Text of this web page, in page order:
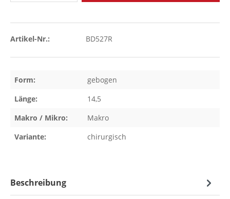
Artikel-Nr.: BD527R
Form:
gebogen
Länge:
14,5
Makro / Mikro:
Makro
Variante:
chirurgisch
Beschreibung